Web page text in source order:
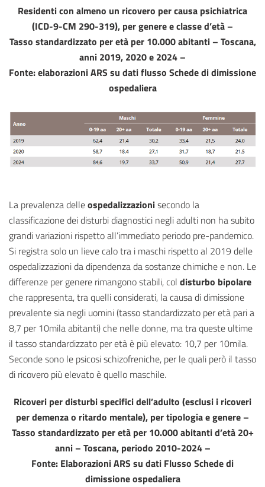
Residenti con almeno un ricovero per causa psichiatrica
(ICD-9-CM 290-319), per genere e classe d’età –
Tasso standardizzato per età per 10.000 abitanti – Toscana,
anni 2019, 2020 e 2024 –
Fonte: elaborazioni ARS su dati flusso Schede di dimissione
ospedaliera
La prevalenza delleospedalizzazionisecondo la
classificazione dei disturbi diagnostici negli adulti non ha subito
grandi variazioni rispetto all’immediato periodo pre-pandemico.
Si registra solo un lieve calo tra i maschi rispetto al 2019 delle
ospedalizzazioni da dipendenza da sostanze chimiche e non. Le
differenze per genere rimangono stabili, col disturbo bipolare
che rappresenta, tra quelli considerati, la causa di dimissione
prevalente sia negli uomini (tasso standardizzato per età pari a
8,7 per 10mila abitanti) che nelle donne, ma tra queste ultime
il tasso standardizzato per età è più elevato: 10,7 per 10mila.
Seconde sono le psicosi schizofreniche, per le quali però il tasso
di ricovero più elevato è quello maschile.
Ricoveri per disturbi specifici dell’adulto (esclusi i ricoveri
per demenza o ritardo mentale), per tipologia e genere –
Tasso standardizzato per età per 10.000 abitanti d’età 20+
anni – Toscana, periodo 2010-2024 –
Fonte: Elaborazioni ARS su dati Flusso Schede di
dimissione ospedaliera